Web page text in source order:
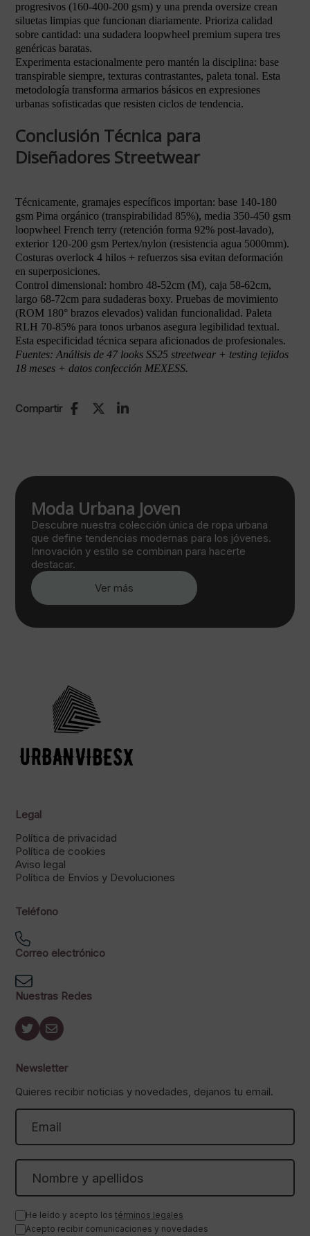
progresivos (160-400-200 gsm) y una prenda oversize crean
siluetas limpias que funcionan diariamente. Prioriza calidad
sobre cantidad: una sudadera loopwheel premium supera tres
genéricas baratas.
Experimenta estacionalmente pero mantén la disciplina: base
transpirable siempre, texturas contrastantes, paleta tonal. Esta
metodología transforma armarios básicos en expresiones
urbanas sofisticadas que resisten ciclos de tendencia.
Conclusión Técnica para
Diseñadores Streetwear
Técnicamente, gramajes específicos importan: base 140-180
gsm Pima orgánico (transpirabilidad 85%), media 350-450 gsm
loopwheel French terry (retención forma 92% post-lavado),
exterior 120-200 gsm Pertex/nylon (resistencia agua 5000mm).
Costuras overlock 4 hilos + refuerzos sisa evitan deformación
en superposiciones.
Control dimensional: hombro 48-52cm (M), caja 58-62cm,
largo 68-72cm para sudaderas boxy. Pruebas de movimiento
(ROM 180° brazos elevados) validan funcionalidad. Paleta
RLH 70-85% para tonos urbanos asegura legibilidad textual.
Esta especificidad técnica separa aficionados de profesionales.
Fuentes: Análisis de 47 looks SS25 streetwear + testing tejidos
18 meses + datos confección MEXESS.
Compartir
Moda Urbana Joven
Descubre nuestra colección única de ropa urbana
que define tendencias modernas para los jóvenes.
Innovación y estilo se combinan para hacerte
destacar.
Ver más
Legal
Política de privacidad
Política de cookies
Aviso legal
Política de Envíos y Devoluciones
Teléfono
Correo electrónico
Nuestras Redes
Newsletter
Quieres recibir noticias y novedades, dejanos tu email.
He leído y acepto los términos legales
Acepto recibir comunicaciones y novedades